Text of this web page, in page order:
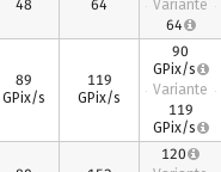
48 64
Variante
64
89
GPix/s
119
GPix/s
90
GPix/s
Variante
119
GPix/s
120